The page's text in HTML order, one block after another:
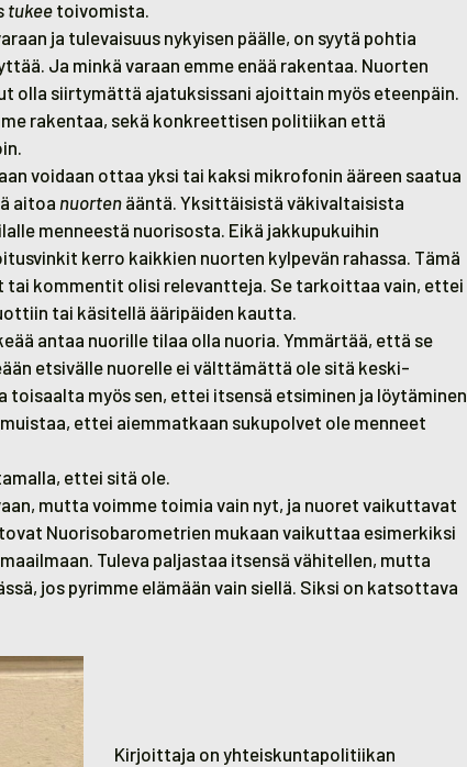
tukee toivomista.
ja tulevaisuus nykyisen päälle, on syytä pohtia
Ja minkä varaan emme enää rakentaa. Nuorten
olla siirtymättä ajatuksissani ajoittain myös eteenpäin.
rakentaa, sekä konkreettisen politiikan että
voidaan ottaa yksi tai kaksi mikrofonin ääreen saatua
aitoa nuorten ääntä. Yksittäisistä väkivaltaisista
menneestä nuorisosta. Eikä jakkupukuihin
kerro kaikkien nuorten kylpevän rahassa. Tämä
kommentit olisi relevantteja. Se tarkoittaa vain, ettei
tai käsitellä ääripäiden kautta.
antaa nuorille tilaa olla nuoria. Ymmärtää, että se
etsivälle nuorelle ei välttämättä ole sitä keski-
toisaalta myös sen, ettei itsensä etsiminen ja löytäminen
ettei aiemmatkaan sukupolvet ole menneet
ettei sitä ole.
mutta voimme toimia vain nyt, ja nuoret vaikuttavat
Nuorisobarometrien mukaan vaikuttaa esimerkiksi
Tuleva paljastaa itsensä vähitellen, mutta
jos pyrimme elämään vain siellä. Siksi on katsottava
Kirjoittaja on yhteiskuntapolitiikan